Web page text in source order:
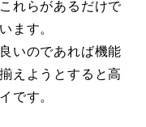
れらがあるだけで
ます。
いのであれば機能
えようとすると高
です。